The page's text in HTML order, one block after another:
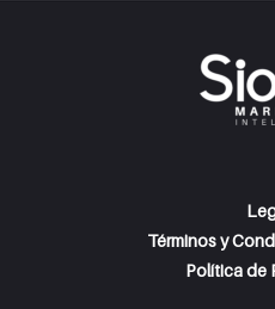
Términos y
Política de